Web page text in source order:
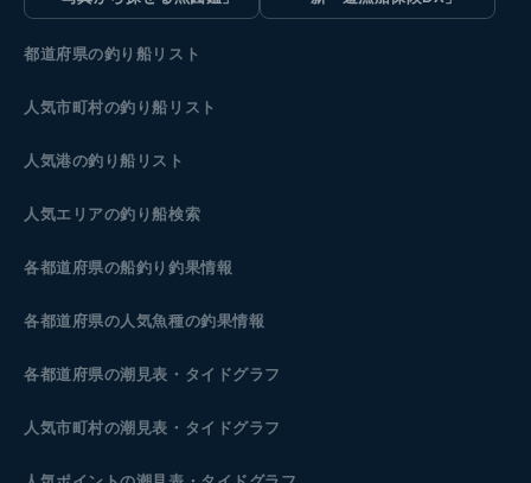
都道府県の釣り船リスト
人気市町村の釣り船リスト
人気港の釣り船リスト
人気エリアの釣り船検索
各都道府県の船釣り釣果情報
各都道府県の人気魚種の釣果情報
各都道府県の潮見表 ・タイドグラフ
人気市町村の潮見表・タイドグラフ